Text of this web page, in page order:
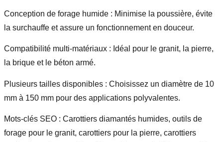
Conception de forage humide : Minimise la poussière, évite
la surchauffe et assure un fonctionnement en douceur.
Compatibilité multi-matériaux : Idéal pour le granit, la pierre,
la brique et le béton armé.
Plusieurs tailles disponibles : Choisissez un diamètre de 10
mm à 150 mm pour des applications polyvalentes.
Mots-clés SEO : Carottiers diamantés humides, outils de
forage pour le granit, carottiers pour la pierre, carottiers